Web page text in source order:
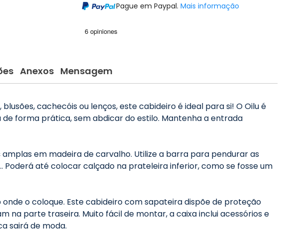
Pague em Paypal.Mais informação
Anexos Mensagem
cachecóis ou lenços, este cabideiro é ideal para si! O Oilu é
forma prática, sem abdicar do estilo. Mantenha a entrada
em madeira de carvalho. Utilize a barra para pendurar as
até colocar calçado na prateleira inferior, como se fosse um
o coloque. Este cabideiro com sapateira dispõe de proteção
na parte traseira. Muito fácil de montar, a caixa inclui acessórios e
sairá de moda.